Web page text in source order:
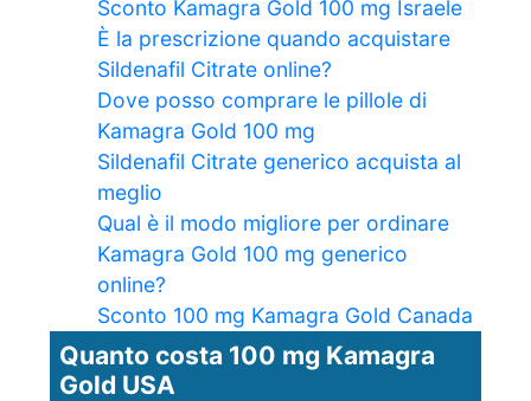
Sconto Kamagra Gold 100 mg Israele
È la prescrizione quando acquistare
Sildenafil Citrate online?
Dove posso comprare le pillole di
Kamagra Gold 100 mg
Sildenafil Citrate generico acquista al
meglio
Qual è il modo migliore per ordinare
Kamagra Gold 100 mg generico
online?
Sconto 100 mg Kamagra Gold Canada
Quanto costa 100 mg Kamagra
Gold USA